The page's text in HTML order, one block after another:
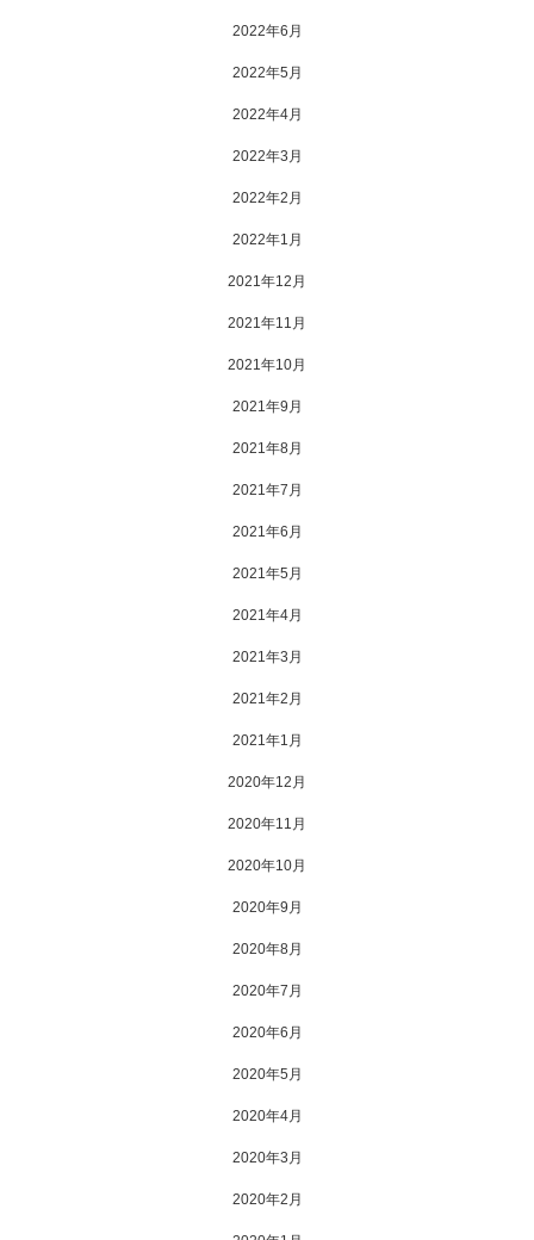
2022年6月
2022年5月
2022年4月
2022年3月
2022年2月
2022年1月
2021年12月
2021年11月
2021年10月
2021年9月
2021年8月
2021年7月
2021年6月
2021年5月
2021年4月
2021年3月
2021年2月
2021年1月
2020年12月
2020年11月
2020年10月
2020年9月
2020年8月
2020年7月
2020年6月
2020年5月
2020年4月
2020年3月
2020年2月